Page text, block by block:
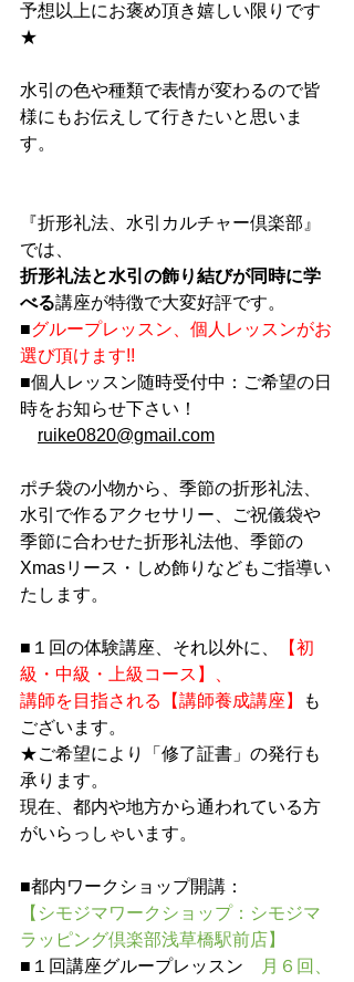
予想以上にお褒め頂き嬉しい限りです
★
水引の色や種類で表情が変わるので皆
様にもお伝えして行きたいと思いま
す。
『折形礼法、水引カルチャー倶楽部』
では、
折形礼法と水引の飾り結びが同時に学
べる講座が特徴で大変好評です。
■グループレッスン、個人レッスンがお
選び頂けます!!
■個人レッスン随時受付中：ご希望の日
時をお知らせ下さい！
ruike0820@gmail.com
ポチ袋の小物から、季節の折形礼法、
水引で作るアクセサリー、ご祝儀袋や
季節に合わせた折形礼法他、季節の
Xmasリース・しめ飾りなどもご指導い
たします。
■１回の体験講座、それ以外に、
【初
級・中級・上級コース】、
講師を目指される【講師養成講座】
も
ございます。
★ご希望により「修了証書」の発行も
承ります。
現在、都内や地方から通われている方
がいらっしゃいます。
■都内ワークショップ開講：
【シモジマワークショップ：シモジマ
ラッピング倶楽部浅草橋駅前店】
■１回講座グループレッスン
月６回、